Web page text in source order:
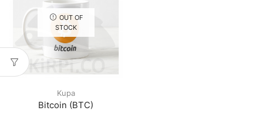
OUT OF
STOCK
Kupa
Bitcoin (BTC)